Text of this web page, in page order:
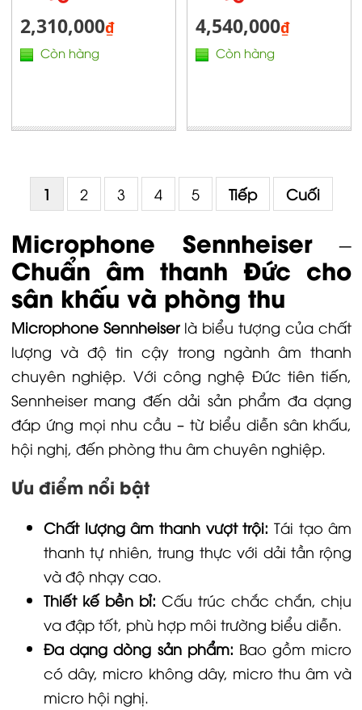
2,310,000₫
Còn hàng
4,540,000₫
Còn hàng
1 2 3 4 5 Tiếp Cuối
Microphone Sennheiser –
Chuẩn âm thanh Đức cho
sân khấu và phòng thu
Microphone Sennheiserlà biểu tượng của chất
lượng và độ tin cậy trong ngành âm thanh
chuyên nghiệp. Với công nghệ Đức tiên tiến,
Sennheiser mang đến dải sản phẩm đa dạng
đáp ứng mọi nhu cầu – từ biểu diễn sân khấu,
hội nghị, đến phòng thu âm chuyên nghiệp.
Ưu điểm nổi bật
Chất lượng âm thanh vượt trội: Tái tạo âm
thanh tự nhiên, trung thực với dải tần rộng
và độ nhạy cao.
Thiết kế bền bỉ: Cấu trúc chắc chắn, chịu
va đập tốt, phù hợp môi trường biểu diễn.
Đa dạng dòng sản phẩm: Bao gồm micro
có dây, micro không dây, micro thu âm và
micro hội nghị.